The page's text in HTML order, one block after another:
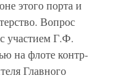
этого порта и
Вопрос
участием Г.Ф.
на флоте контр-
Главного